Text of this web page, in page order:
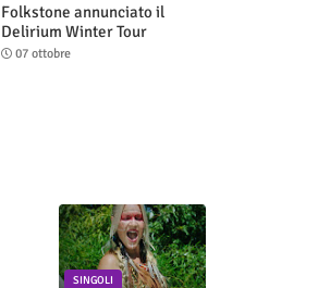
Folkstone annunciato il
Delirium Winter Tour
(Special Edition)
07 ottobre
SINGOLI